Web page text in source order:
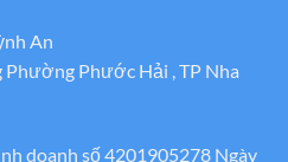
An
Phước Hải , TP Nha
doanh số 4201905278 Ngày